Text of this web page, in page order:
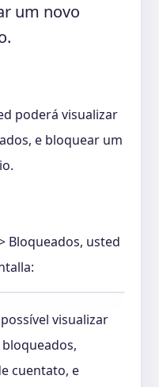
um novo
poderá visualizar
e bloquear um
Bloqueados, usted
visualizar
cuentato, e